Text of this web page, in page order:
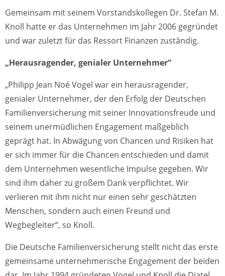
Gemeinsam mit seinem Vorstandskollegen Dr. Stefan M.
Knoll hatte er das Unternehmen im Jahr 2006 gegründet
und war zuletzt für das Ressort Finanzen zuständig.
„Herausragender, genialer Unternehmer“
„Philipp Jean Noé Vogel war ein herausragender,
genialer Unternehmer, der den Erfolg der Deutschen
Familienversicherung mit seiner Innovationsfreude und
seinem unermüdlichen Engagement maßgeblich
geprägt hat. In Abwägung von Chancen und Risiken hat
er sich immer für die Chancen entschieden und damit
dem Unternehmen wesentliche Impulse gegeben. Wir
sind ihm daher zu großem Dank verpflichtet. Wir
verlieren mit ihm nicht nur einen sehr geschätzten
Menschen, sondern auch einen Freund und
Wegbegleiter“, so Knoll.
Die Deutsche Familienversicherung stellt nicht das erste
gemeinsame unternehmerische Engagement der beiden